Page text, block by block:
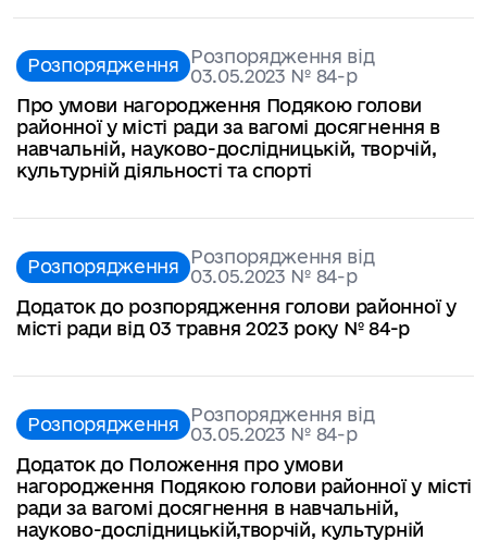
Розпорядження Розпорядження від
03.05.2023 № 84-р
Про умови нагородження Подякою голови
районної у місті ради за вагомі досягнення в
навчальній, науково-дослідницькій, творчій,
культурній діяльності та спорті
Розпорядження Розпорядження від
03.05.2023 № 84-р
Додаток до розпорядження голови районної у
місті ради від 03 травня 2023 року № 84-р
Розпорядження Розпорядження від
03.05.2023 № 84-р
Додаток до Положення про умови
нагородження Подякою голови районної у місті
ради за вагомі досягнення в навчальній,
науково-дослідницькій,творчій, культурній